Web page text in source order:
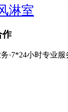
淋室
作
·7*24小时专业服